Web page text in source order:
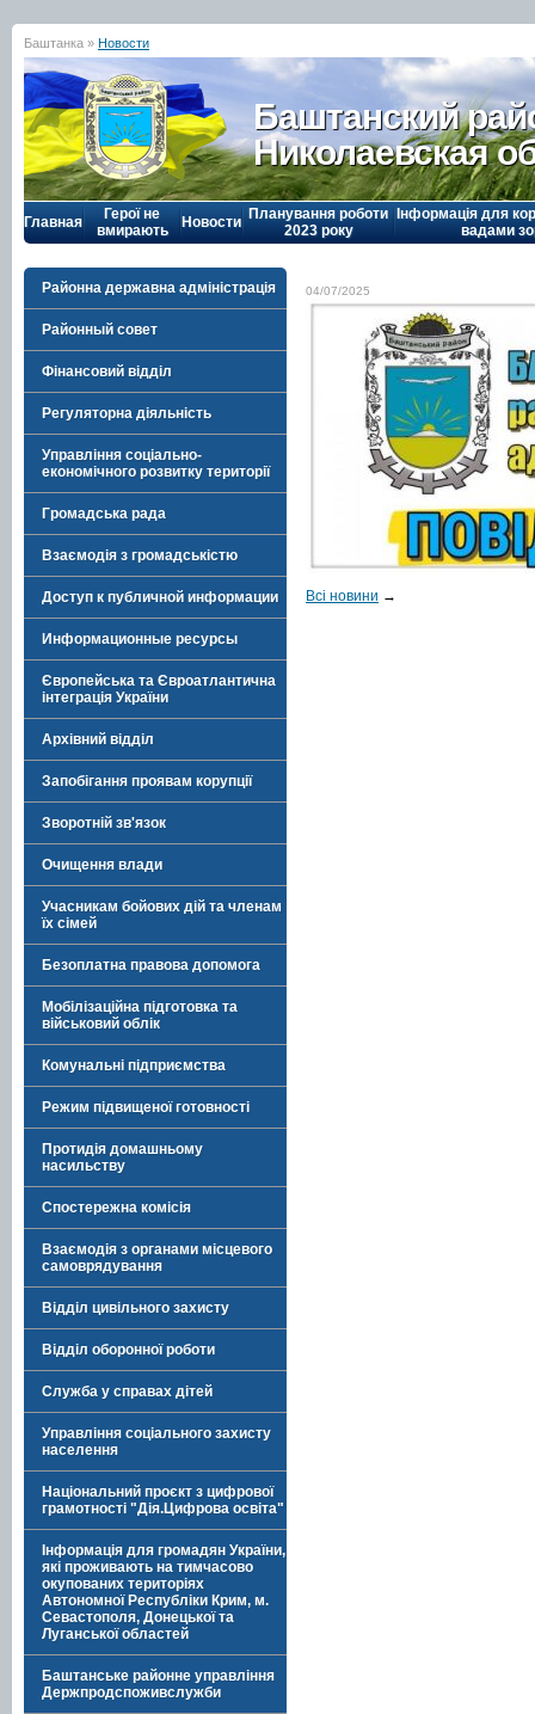
Баштанка » Новости
Баштанский
Николаевская
Главная
Герої не
вмирають
Новости Планування роботи
2023 року
Інформація для
вадами
Районна державна адміністрація
Районный совет
Фінансовий відділ
Регуляторна діяльність
Управління соціально-
економічного розвитку території
Громадська рада
Взаємодія з громадськістю
Доступ к публичной информации
Информационные ресурсы
Європейська та Євроатлантична
інтеграція України
Архівний відділ
Запобігання проявам корупції
Зворотній зв'язок
Очищення влади
Учасникам бойових дій та членам
їх сімей
Безоплатна правова допомога
Мобілізаційна підготовка та
військовий облік
Комунальні підприємства
Режим підвищеної готовності
Протидія домашньому
насильству
Спостережна комісія
Взаємодія з органами місцевого
самоврядування
Відділ цивільного захисту
Відділ оборонної роботи
Служба у справах дітей
Управління соціального захисту
населення
Національний проєкт з цифрової
грамотності "Дія.Цифрова освіта"
Інформація для громадян України,
які проживають на тимчасово
окупованих територіях
Автономної Республіки Крим, м.
Севастополя, Донецької та
Луганської областей
Баштанське районне управління
Держпродспоживслужби
04/07/2025
Всі новини →